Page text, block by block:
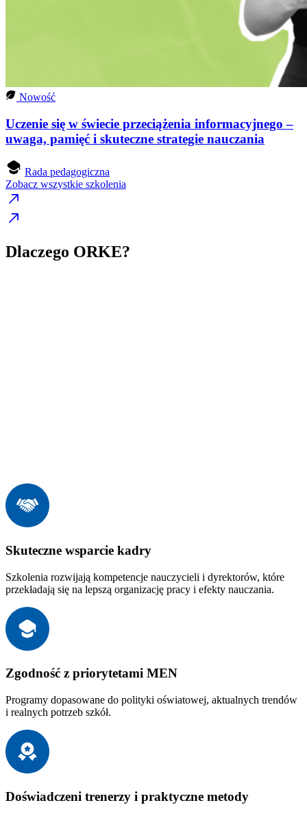
Nowość
Uczenie się w świecie przeciążenia informacyjnego –
uwaga, pamięć i skuteczne strategie nauczania
Rada pedagogiczna
Zobacz wszystkie szkolenia
Dlaczego ORKE?
Skuteczne wsparcie kadry
Szkolenia rozwijają kompetencje nauczycieli i dyrektorów, które
przekładają się na lepszą organizację pracy i efekty nauczania.
Zgodność z priorytetami MEN
Programy dopasowane do polityki oświatowej, aktualnych trendów
i realnych potrzeb szkół.
Doświadczeni trenerzy i praktyczne metody